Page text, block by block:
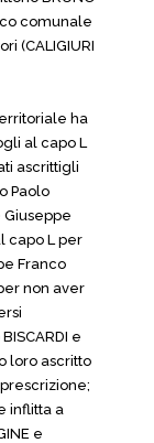
comunale
(CALIGIURI
ha
al capo L
ascrittigli
Paolo
Giuseppe
capo L per
Franco
non aver
e
loro ascritto
inflitta a
e